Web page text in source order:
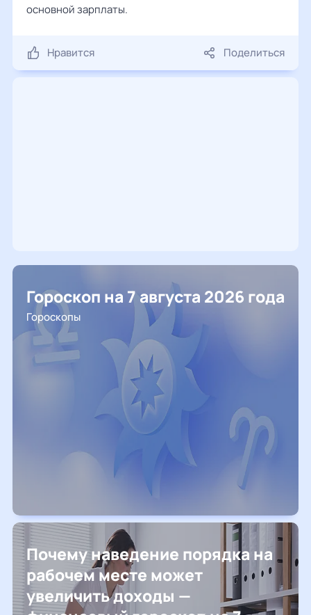
основной зарплаты.
Нравится Поделиться
Гороскоп на 7 августа 2026 года
Гороскопы
Почему наведение порядка на
рабочем месте может
увеличить доходы —